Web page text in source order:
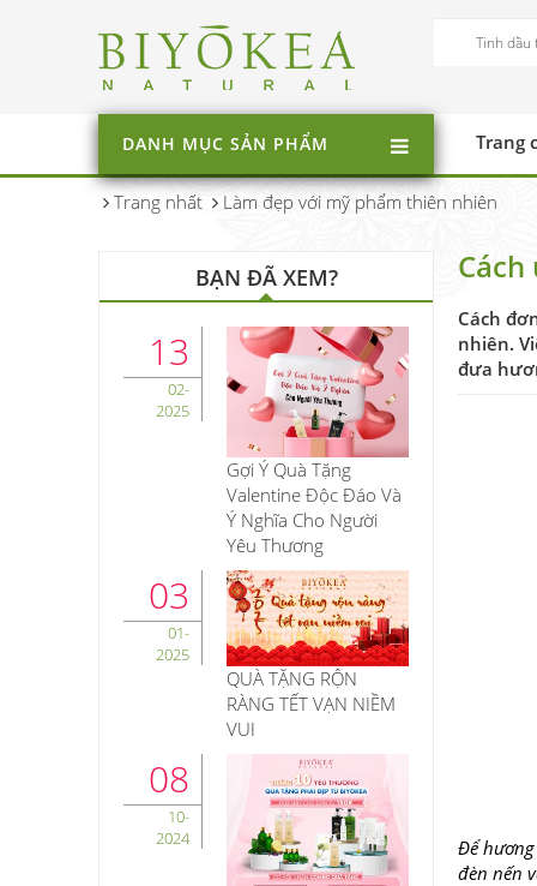
DANH MỤC SẢN PHẨM Trang
Trang nhất Làm đẹp với mỹ phẩm thiên nhiên
Cách
nhiên.
đưa
Để
đèn nến
BẠN ĐÃ XEM?
13
02-
2025
Gợi Ý Quà Tặng
Valentine Độc Đáo Và
Ý Nghĩa Cho Người
Yêu Thương
03
01-
2025
QUÀ TẶNG RỘN
RÀNG TẾT VẠN NIỀM
VUI
08
10-
2024